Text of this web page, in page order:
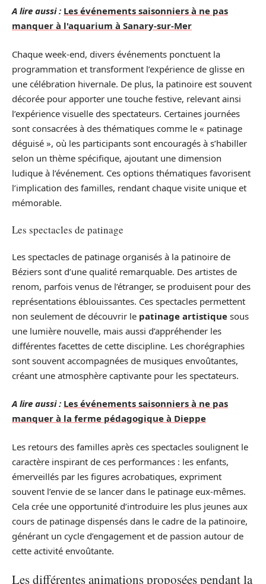
A lire aussi : Les événements saisonniers à ne pas
manquer à l'aquarium à Sanary-sur-Mer
Chaque week-end, divers événements ponctuent la
programmation et transforment l’expérience de glisse en
une célébration hivernale. De plus, la patinoire est souvent
décorée pour apporter une touche festive, relevant ainsi
l’expérience visuelle des spectateurs. Certaines journées
sont consacrées à des thématiques comme le « patinage
déguisé », où les participants sont encouragés à s’habiller
selon un thème spécifique, ajoutant une dimension
ludique à l’événement. Ces options thématiques favorisent
l’implication des familles, rendant chaque visite unique et
mémorable.
Les spectacles de patinage
Les spectacles de patinage organisés à la patinoire de
Béziers sont d’une qualité remarquable. Des artistes de
renom, parfois venus de l’étranger, se produisent pour des
représentations éblouissantes. Ces spectacles permettent
non seulement de découvrir le patinage artistique sous
une lumière nouvelle, mais aussi d’appréhender les
différentes facettes de cette discipline. Les chorégraphies
sont souvent accompagnées de musiques envoûtantes,
créant une atmosphère captivante pour les spectateurs.
A lire aussi : Les événements saisonniers à ne pas
manquer à la ferme pédagogique à Dieppe
Les retours des familles après ces spectacles soulignent le
caractère inspirant de ces performances : les enfants,
émerveillés par les figures acrobatiques, expriment
souvent l’envie de se lancer dans le patinage eux-mêmes.
Cela crée une opportunité d’introduire les plus jeunes aux
cours de patinage dispensés dans le cadre de la patinoire,
générant un cycle d’engagement et de passion autour de
cette activité envoûtante.
Les différentes animations proposées pendant la